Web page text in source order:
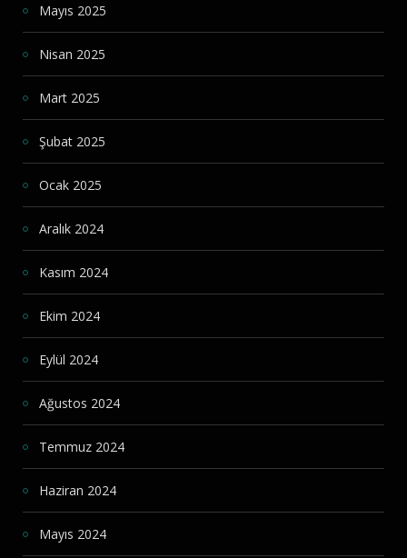
Mayıs 2025
Nisan 2025
Mart 2025
Şubat 2025
Ocak 2025
Aralık 2024
Kasım 2024
Ekim 2024
Eylül 2024
Ağustos 2024
Temmuz 2024
Haziran 2024
Mayıs 2024